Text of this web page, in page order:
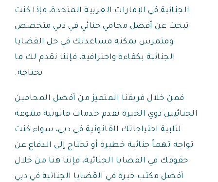
الجنائية في الإمارات العربية المتحدة، فإذا كنت
تبحث عن أفضل محامي جنائي في دبي متخصص
ومتمرس يمكنه مساعدتك في حل القضايا
الجنائية بكفاءة واحترافية، فإننا نقدم لك ما
تحتاجه.
فمن خلال فريقنا المتميز من أفضل المحامين
الجنائيين ذوي الخبرة نقدم خدمات قانونية متنوعة
لتلبية احتياجاتك القانونية في دبي، سواء كنت
تواجه تهماً جنائية خطيرة أو تحتاج إلى الدفاع عن
حقوقك في القضايا الجنائية، فإننا هنا من خلال
أفضل مكتب خبرة في القضايا الجنائية في دبي